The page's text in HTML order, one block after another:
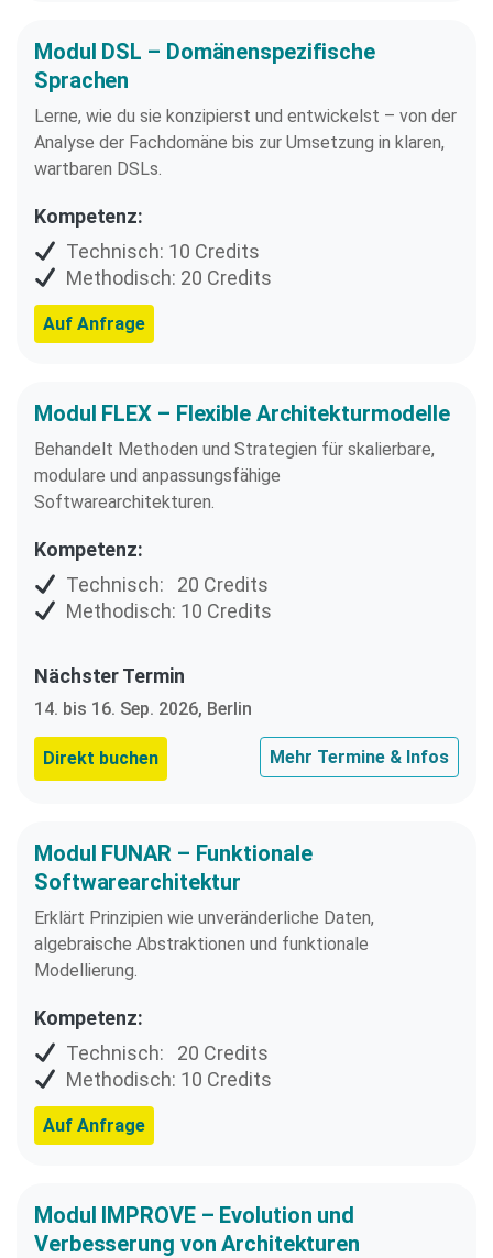
Modul DSL – Domänenspezifische
Sprachen
Lerne, wie du sie konzipierst und entwickelst – von der
Analyse der Fachdomäne bis zur Umsetzung in klaren,
wartbaren DSLs.
Kompetenz:
Technisch: 10 Credits
Methodisch: 20 Credits
Auf Anfrage
Modul FLEX – Flexible Architekturmodelle​
Behandelt Methoden und Strategien für skalierbare,
modulare und anpassungsfähige
Softwarearchitekturen.
Kompetenz:
Technisch: 20 Credits
Methodisch: 10 Credits
Nächster Termin
14. bis 16. Sep. 2026, Berlin
Direkt buchen Mehr Termine & Infos
Modul FUNAR – Funktionale
Softwarearchitektur
Erklärt Prinzipien wie unveränderliche Daten,
algebraische Abstraktionen und funktionale
Modellierung.
Kompetenz:
Technisch: 20 Credits
Methodisch: 10 Credits
Auf Anfrage
Modul IMPROVE – Evolution und
Verbesserung von Architekturen